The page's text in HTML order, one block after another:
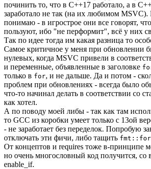
починить то, что в С++17 работало, а в
заработало не так (на их любимом
понимаю - в игрострое они все говорят,
пользуют, ибо "не перформит", всё у них
Так по идее тогда им какая разница то
Самое критичное у меня при обновлении
нулевых, когда MSVC привели в
и переменные, объявленные в заголовке
только в for, и не дальше. Да и потом -
проблем при обновлениях - всегда было
что-то начинал делать в соответствии со
как хотел.
А по поводу моей либы - так как там
то GCC из коробки умеет только с 13ой
- не заработает без переделок. Попробую
отключать эти фичи, либо тащить
От концептов и requires тоже в-принципе
но очень многословный код получится, со
enable_if.